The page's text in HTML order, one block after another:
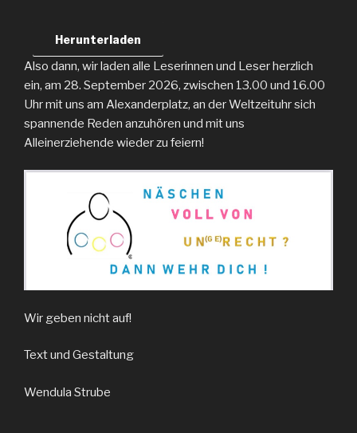
Herunterladen
Also dann, wir laden alle Leserinnen und Leser herzlich
ein, am 28. September 2026, zwischen 13.00 und 16.00
Uhr mit uns am Alexanderplatz, an der Weltzeituhr sich
spannende Reden anzuhören und mit uns
Alleinerziehende wieder zu feiern!
Wir geben nicht auf!
Text und Gestaltung
Wendula Strube